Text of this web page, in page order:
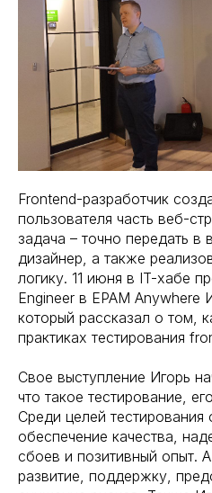
Frontend-разработчик
пользователя часть веб-
задача – точно передать в
дизайнер, а также
логику. 11 июня в IT-хабе
Engineer в EPAM Anywhere
который рассказал о том,
практиках тестирования
Свое выступление Игорь
что такое тестирование,
Среди целей тестирования
обеспечение качества,
сбоев и позитивный опыт.
развитие, поддержку,